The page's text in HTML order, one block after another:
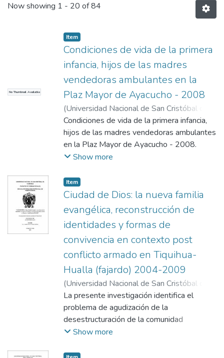
Now showing 1 - 20 of 84
No Thumbnail Available
Item
Condiciones de vida de la primera
infancia, hijos de las madres
vendedoras ambulantes en la
Plaz Mayor de Ayacucho - 2008
(Universidad Nacional de San Cristóbal de
Huamanga, 2012)Marquina Vásquez,
Liliana;Aviléz Peña, Geraldina
Condiciones de vida de la primera infancia,
hijos de las madres vendedoras ambulantes
en la Plaz Mayor de Ayacucho - 2008.
Show more
Item
Ciudad de Dios: la nueva familia
evangélica, reconstrucción de
identidades y formas de
convivencia en contexto post
conflicto armado en Tiquihua-
Hualla (fajardo) 2004-2009
(Universidad Nacional de San Cristóbal de
Huamanga,2014)Rivera Sulca, Leonor
Reynaga Farfán, Gumercinda
La presente investigación identifica el
problema de agudización de la
desestructuración de la comunidad
campesina y la familia en un contexto de
de la región Ayacucho y las alternativas de
Show more